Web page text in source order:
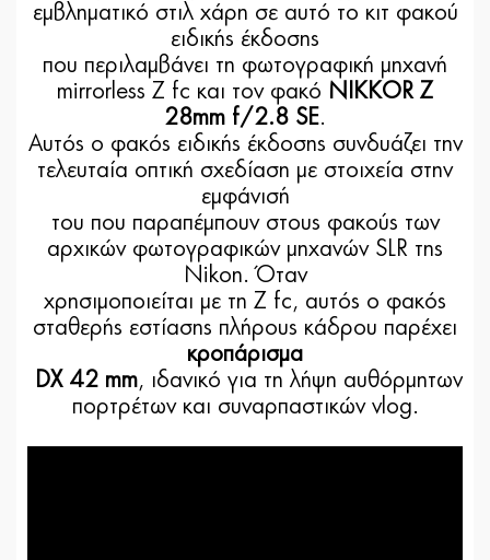
εμβληματικό στιλ χάρη σε αυτό το κιτ φακού
ειδικής έκδοσης
που περιλαμβάνει τη φωτογραφική μηχανή
mirrorless Z fc και τον φακό NIKKOR Z
28mm f/2.8 SE.
Αυτός ο φακός ειδικής έκδοσης συνδυάζει την
τελευταία οπτική σχεδίαση με στοιχεία στην
εμφάνισή
του που παραπέμπουν στους φακούς των
αρχικών φωτογραφικών μηχανών SLR της
Nikon. Όταν
χρησιμοποιείται με τη Z fc, αυτός ο φακός
σταθερής εστίασης πλήρους κάδρου παρέχει
κροπάρισμα
DX 42 mm, ιδανικό για τη λήψη αυθόρμητων
πορτρέτων και συναρπαστικών vlog.